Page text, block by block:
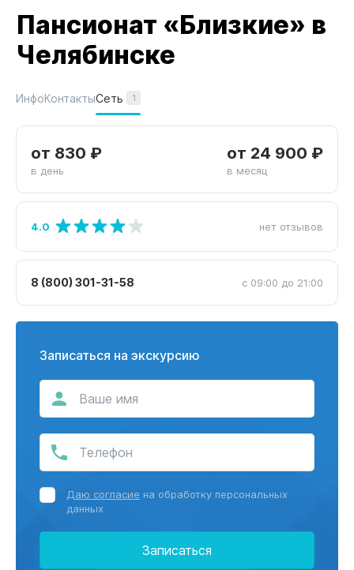
Пансионат «Близкие» в
Челябинске
ИнфоКонтактыСеть 1
от 830 ₽
в день
от 24 900 ₽
в месяц
4.0 нет отзывов
8 (800) 301-31-58 с 09:00 до 21:00
Записаться на экскурсию
Даю согласие на обработку персональных
данных
Записаться